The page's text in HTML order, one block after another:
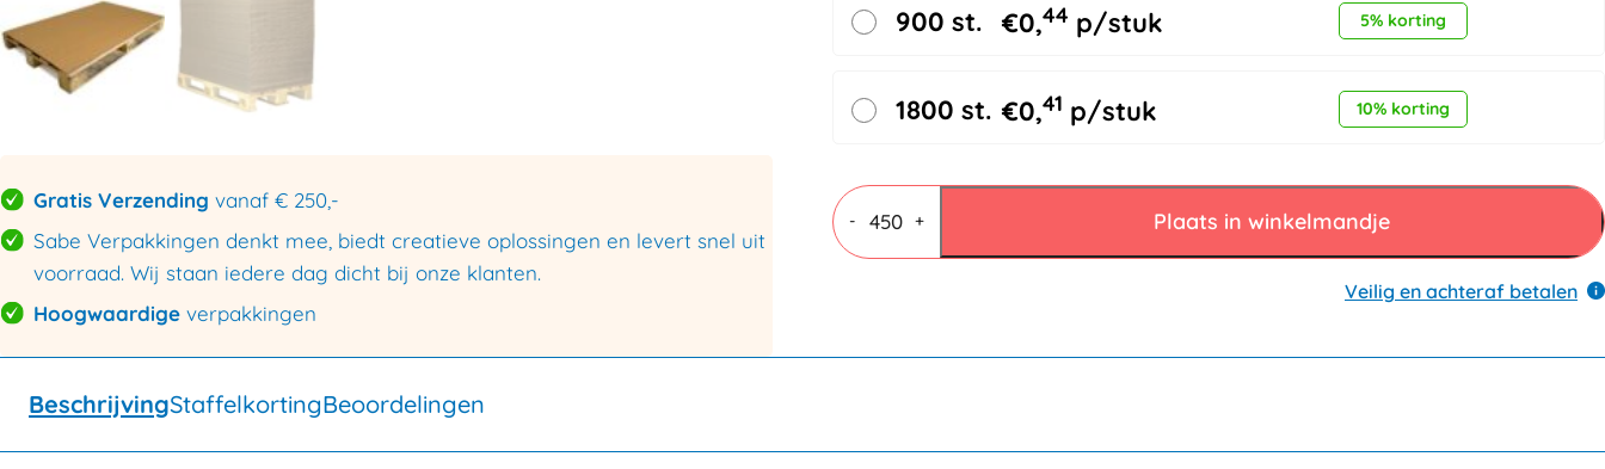
Gratis Verzending vanaf € 250,-
Sabe Verpakkingen denkt mee, biedt creatieve oplossingen en levert snel uit
voorraad. Wij staan iedere dag dicht bij onze klanten.
Hoogwaardige verpakkingen
900 st. €0,44 p/stuk 5% korting
1800 st. €0,41 p/stuk 10% korting
-
Kartonnen
platen
770x1170mm
Bruin
golf
+ Plaats in winkelmandje
Veilig en achteraf betalen
BeschrijvingStaffelkortingBeoordelingen